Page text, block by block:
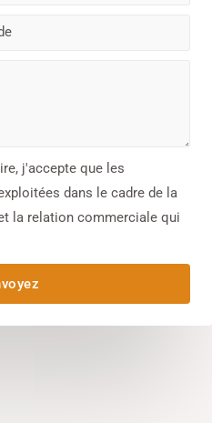
j'accepte que les
dans le cadre de la
la relation commerciale qui